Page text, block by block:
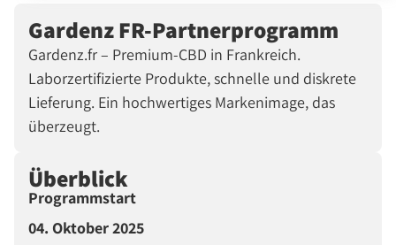
Gardenz FR-Partnerprogramm
Gardenz.fr – Premium-CBD in Frankreich.
Laborzertifizierte Produkte, schnelle und diskrete
Lieferung. Ein hochwertiges Markenimage, das
überzeugt.
Überblick
Programmstart
04. Oktober 2025